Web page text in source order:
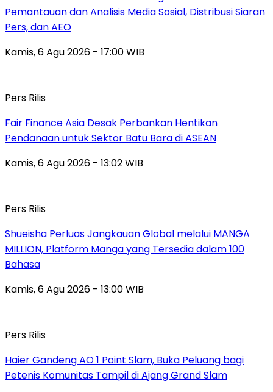
Pemantauan dan Analisis Media Sosial, Distribusi Siaran
Pers, dan AEO
Kamis, 6 Agu 2026 - 17:00 WIB
Pers Rilis
Fair Finance Asia Desak Perbankan Hentikan
Pendanaan untuk Sektor Batu Bara di ASEAN
Kamis, 6 Agu 2026 - 13:02 WIB
Pers Rilis
Shueisha Perluas Jangkauan Global melalui MANGA
MILLION, Platform Manga yang Tersedia dalam 100
Bahasa
Kamis, 6 Agu 2026 - 13:00 WIB
Pers Rilis
Haier Gandeng AO 1 Point Slam, Buka Peluang bagi
Petenis Komunitas Tampil di Ajang Grand Slam